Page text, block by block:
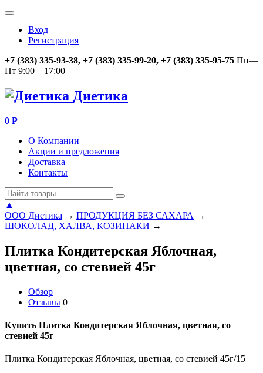
Вход
Регистрация
+7 (383) 335-93-38, +7 (383) 335-99-20, +7 (383) 335-95-75 Пн—
Пт 9:00—17:00
Диетика
0 Р
О Компании
Акции и предложения
Доставка
Контакты
▲
ООО Диетика → ПРОДУКЦИЯ БЕЗ САХАРА →
ШОКОЛАД, ХАЛВА, КОЗИНАКИ →
Плитка Кондитерская Яблочная,
цветная, со стевией 45г
Обзор
Отзывы 0
Купить Плитка Кондитерская Яблочная, цветная, со
стевией 45г
Плитка Кондитерская Яблочная, цветная, со стевией 45г/15